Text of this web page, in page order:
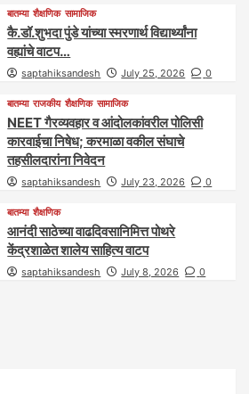
बातम्या शैक्षणिक सामाजिक
कै.डॉ.शुभदा पुंडे यांच्या स्मरणार्थ विद्यार्थ्यांना
वह्यांचे वाटप…
saptahiksandesh July 25, 2026 0
बातम्या राजकीय शैक्षणिक सामाजिक
NEET गैरव्यवहार व आंदोलकांवरील पोलिसी
कारवाईचा निषेध; करमाळा वकील संघाचे
तहसीलदारांना निवेदन
saptahiksandesh July 23, 2026 0
बातम्या शैक्षणिक
आनंदी साठेच्या वाढदिवसानिमित्त पोथरे
केंद्रशाळेत शालेय साहित्य वाटप
saptahiksandesh July 8, 2026 0